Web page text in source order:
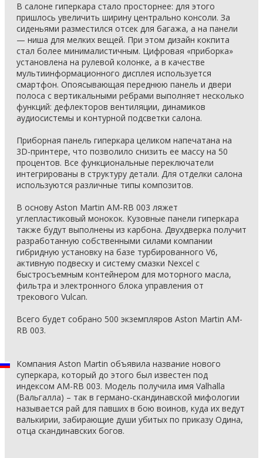
В салоне гиперкара стало просторнее: для этого
пришлось увеличить ширину центрально консоли. За
сиденьями разместился отсек для багажа, а на панели
— ниша для мелких вещей. При этом дизайн кокпита
стал более минималистичным. Цифровая «приборка»
установлена на рулевой колонке, а в качестве
мультиинформационного дисплея используется
смартфон. Опоясывающая переднюю панель и двери
полоса с вертикальными ребрами выполняет несколько
функций: дефлекторов вентиляции, динамиков
аудиосистемы и контурной подсветки салона.
Приборная панель гиперкара целиком напечатана на
3D-принтере, что позволило снизить ее массу на 50
процентов. Все функциональные переключатели
интегрированы в структуру детали. Для отделки салона
используются различные типы композитов.
В основу Aston Martin AM-RB 003 ляжет
углепластиковый монокок. Кузовные панели гиперкара
также будут выполнены из карбона. Двухдверка получит
разработанную собственными силами компании
гибридную установку на базе турбированного V6,
активную подвеску и систему смазки Nexcel с
быстросъемным контейнером для моторного масла,
фильтра и электронного блока управления от
трекового Vulcan.
Всего будет собрано 500 экземпляров Aston Martin AM-
RB 003.
Компания Aston Martin объявила название нового
суперкара, который до этого был известен под
индексом AM-RB 003. Модель получила имя Valhalla
(Вальгалла) – так в германо-скандинавской мифологии
называется рай для павших в бою воинов, куда их ведут
валькирии, забирающие души убитых по приказу Одина,
отца скандинавских богов.